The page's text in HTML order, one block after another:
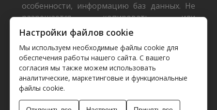
особенности, информацию баз данных. Не
разрешается копировать или
распространять данные или базы данных
без предварительного письменного
согласия TecDoc или/и разрешать такие
действия третьим лицам. Такие действия
будут расцениваться как нарушение
авторских прав и будут преследоваться
согласно действующему законодательству.
Настройки файлов cookie
Мы используем необходимые файлы cookie для
обеспечения работы нашего сайта. С вашего
согласия мы также можем использовать
аналитические, маркетинговые и функциональные
файлы cookie.